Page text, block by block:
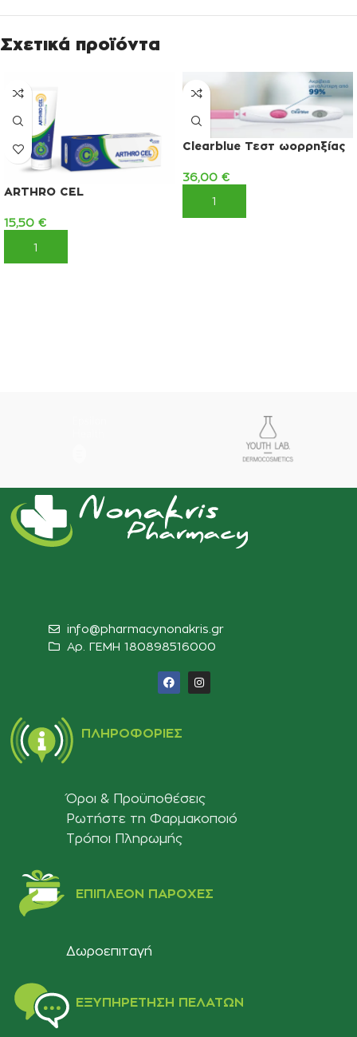
Σχετικά προϊόντα
ARTHRO CEL
15,50 €
ΠΡΟΣΘΉΚΗ ΣΤΟ ΚΑΛΆΘΙ
Clearblue Τεστ ωορρηξίας
36,00 €
ΠΡΟΣΘΉΚΗ ΣΤΟ ΚΑΛΆΘΙ
info@pharmacynonakris.gr
Αρ. ΓΕΜΗ 180898516000‬
ΠΛΗΡΟΦΟΡΊΕΣ
Όροι & Προϋποθέσεις
Ρωτήστε τη Φαρμακοποιό
Τρόποι Πληρωμής
ΕΠΙΠΛΈΟΝ ΠΑΡΟΧΈΣ
Δωροεπιταγή
ΕΞΥΠΗΡΈΤΗΣΗ ΠΕΛΑΤΏΝ